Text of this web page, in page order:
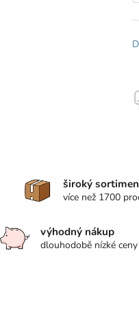
široký
více než 1700
výhodný nákup
dlouhodobě nízké